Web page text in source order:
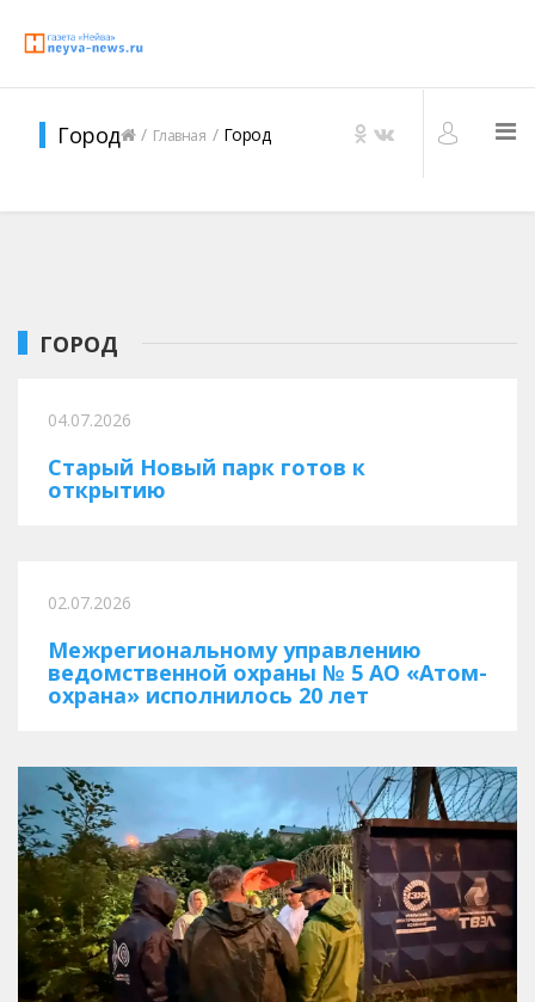
Город Главная Город
ГОРОД
04.07.2026
Старый Новый парк готов к
открытию
02.07.2026
Межрегиональному управлению
ведомственной охраны № 5 АО «Атом-
охрана» исполнилось 20 лет